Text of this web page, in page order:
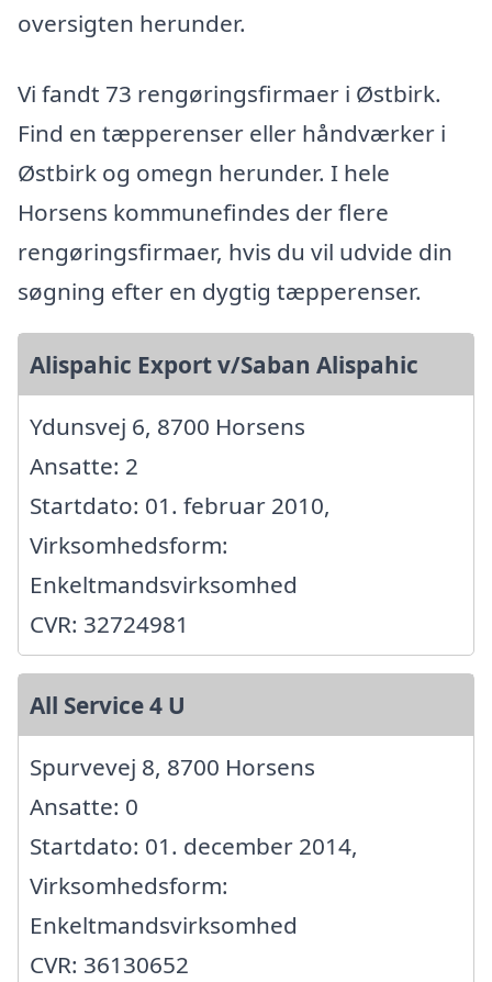
oversigten herunder.
Vi fandt 73 rengøringsfirmaer i Østbirk.
Find en tæpperenser eller håndværker i
Østbirk og omegn herunder. I hele
Horsens kommunefindes der flere
rengøringsfirmaer, hvis du vil udvide din
søgning efter en dygtig tæpperenser.
Alispahic Export v/Saban Alispahic
Ydunsvej 6, 8700 Horsens
Ansatte: 2
Startdato: 01. februar 2010,
Virksomhedsform:
Enkeltmandsvirksomhed
CVR: 32724981
All Service 4 U
Spurvevej 8, 8700 Horsens
Ansatte: 0
Startdato: 01. december 2014,
Virksomhedsform:
Enkeltmandsvirksomhed
CVR: 36130652